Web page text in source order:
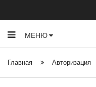
МЕНЮ
Главная Авторизация